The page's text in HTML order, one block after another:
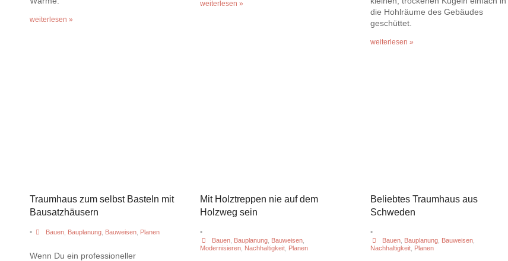
weiterlesen »
weiterlesen »
die Hohlräume des Gebäudes
geschüttet.
weiterlesen »
Traumhaus zum selbst Basteln mit
Bausatzhäusern
• Bauen, Bauplanung, Bauweisen, Planen
Wenn Du ein professioneller
Mit Holztreppen nie auf dem
Holzweg sein
•
Bauen, Bauplanung, Bauweisen,
Modernisieren, Nachhaltigkeit, Planen
Beliebtes Traumhaus aus
Schweden
•
Bauen, Bauplanung, Bauweisen,
Nachhaltigkeit, Planen